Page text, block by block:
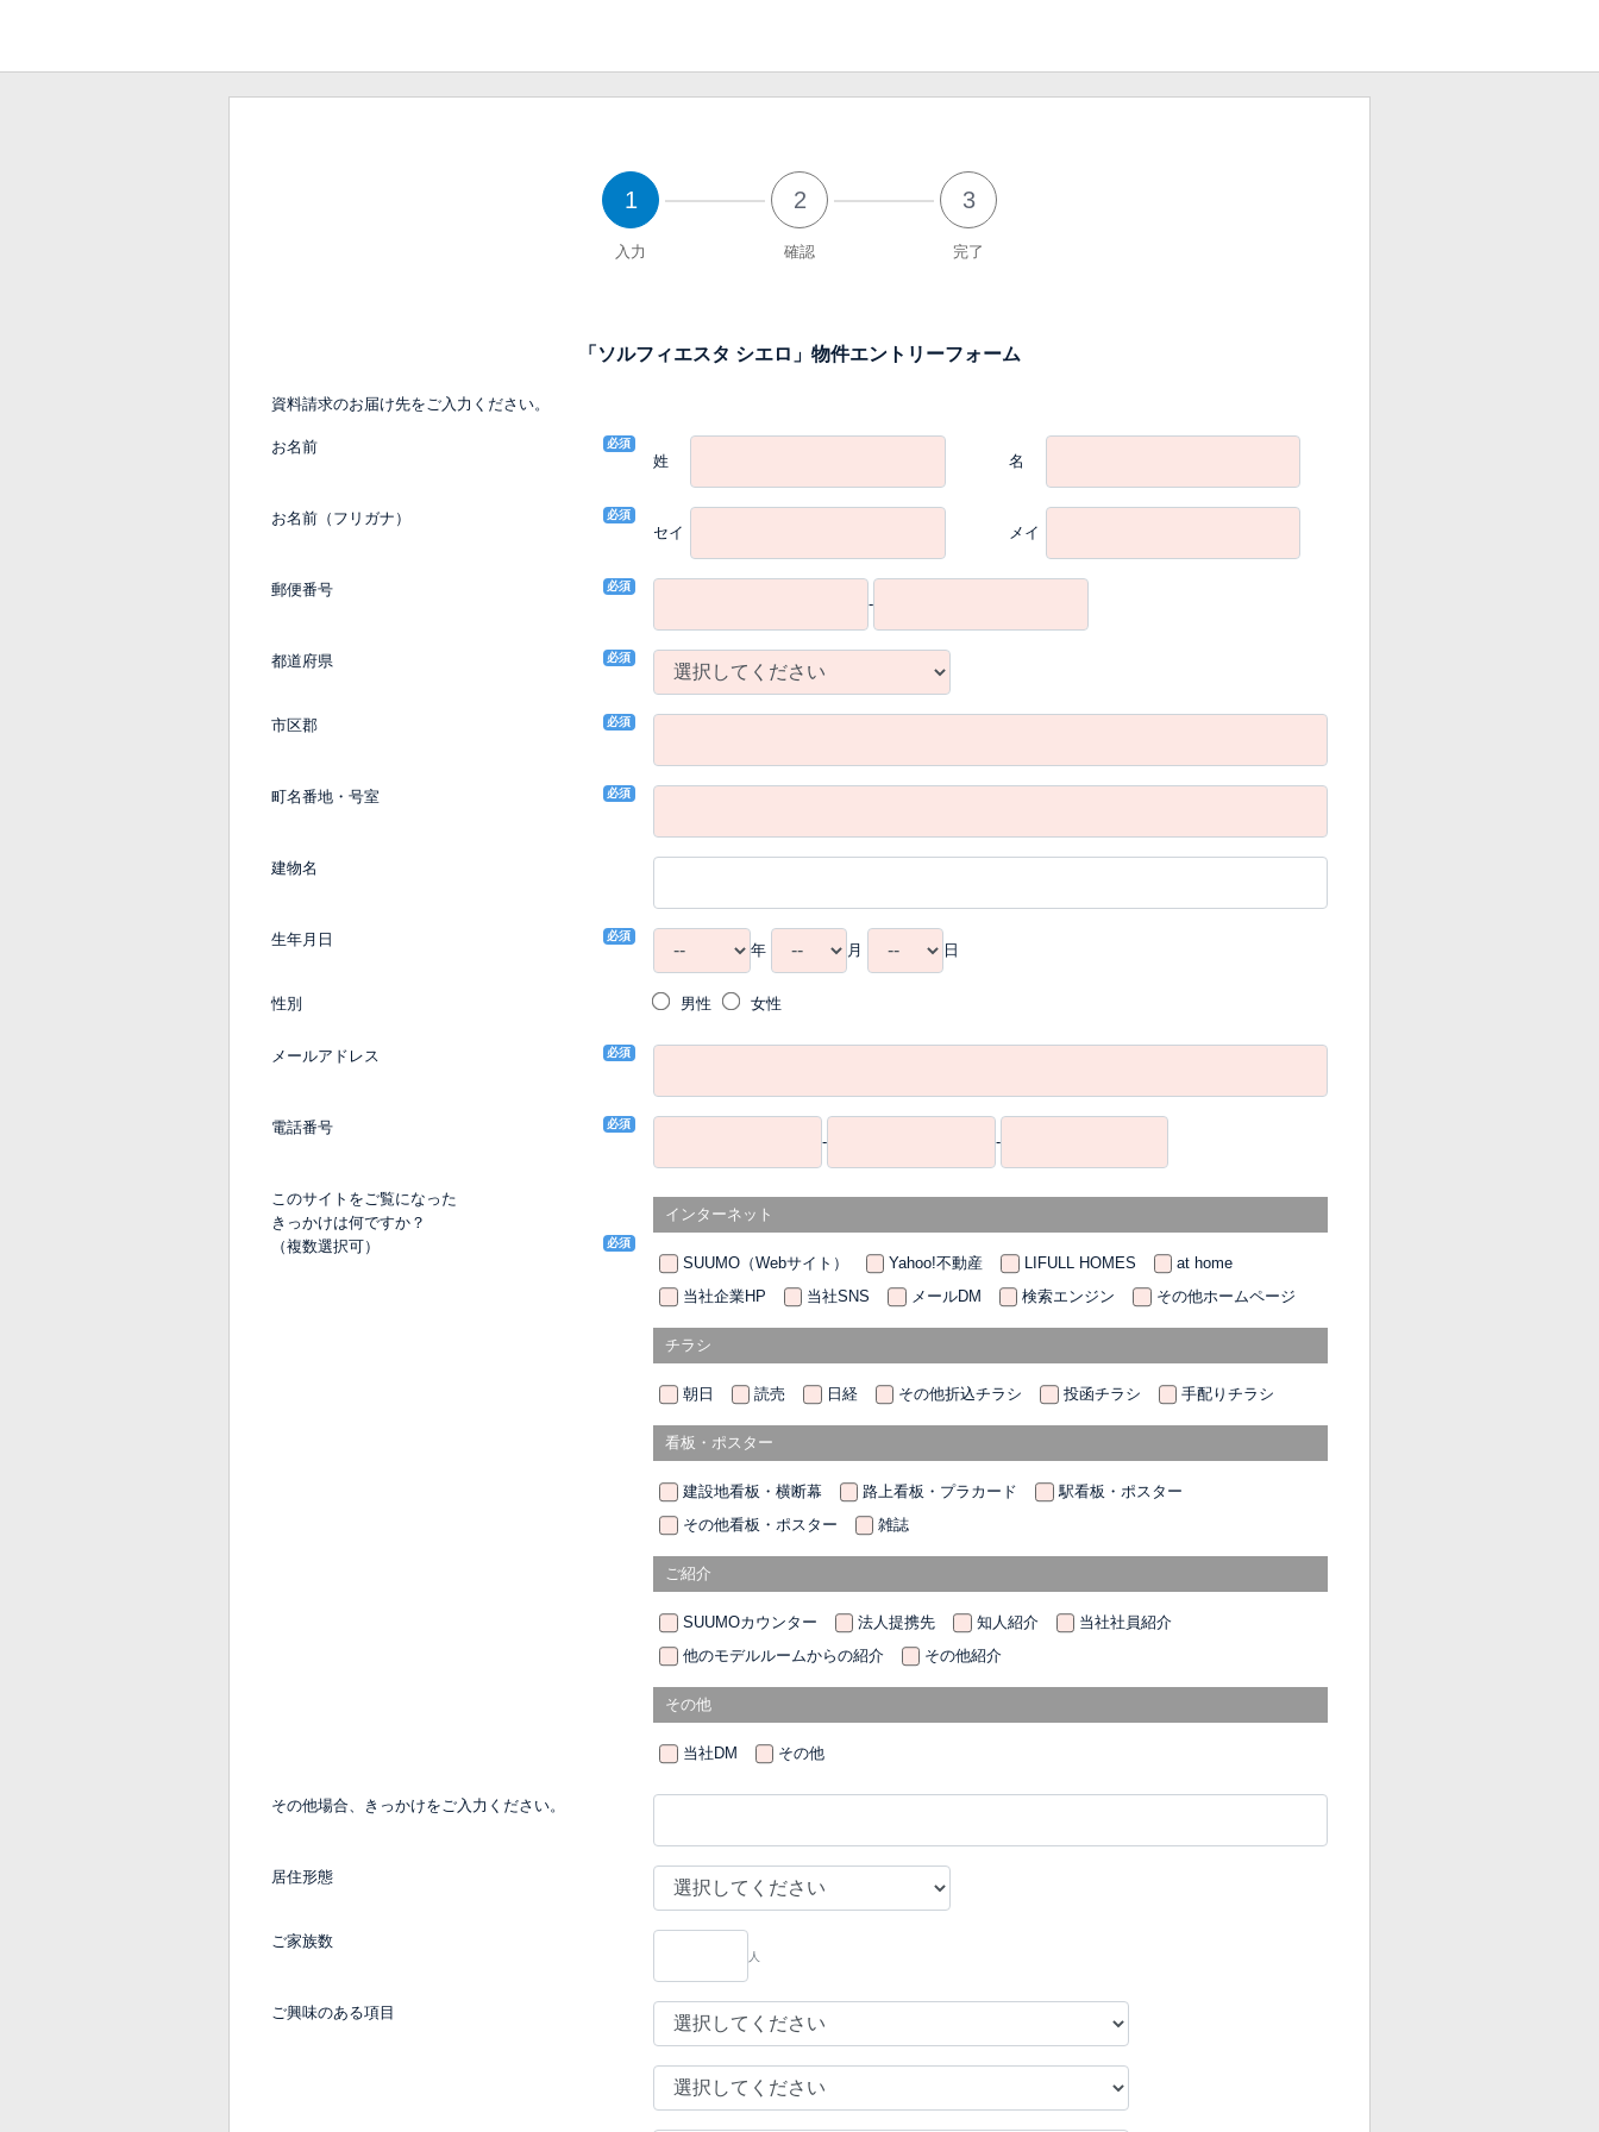
1
入力
2
確認
3
完了
「ソルフィエスタ シエロ」物件エントリーフォーム
資料請求のお届け先をご入力ください。
お名前 必須
姓 名
お名前（フリガナ） 必須
セイ メイ
郵便番号 必須
-
都道府県 必須
市区郡 必須
町名番地・号室 必須
建物名
生年月日 必須
年 月 日
性別 男性 女性
メールアドレス 必須
電話番号 必須
- -
このサイトをご覧になった
きっかけは何ですか？
（複数選択可）
必須
インターネット
SUUMO（Webサイト） Yahoo!不動産 LIFULL HOMES
at home
当社企業HP
当社SNS メールDM 検索エンジン その他ホームページ
チラシ
朝日 読売 日経 その他折込チラシ 投函チラシ 手配りチラシ
看板・ポスター
建設地看板・横断幕 路上看板・プラカード
駅看板・ポスター
その他看板・ポスター
雑誌
ご紹介
SUUMOカウンター 法人提携先 知人紹介
当社社員紹介
他のモデルルームからの紹介
その他紹介
その他
当社DM その他
その他場合、きっかけをご入力ください。
居住形態
ご家族数
人
ご興味のある項目